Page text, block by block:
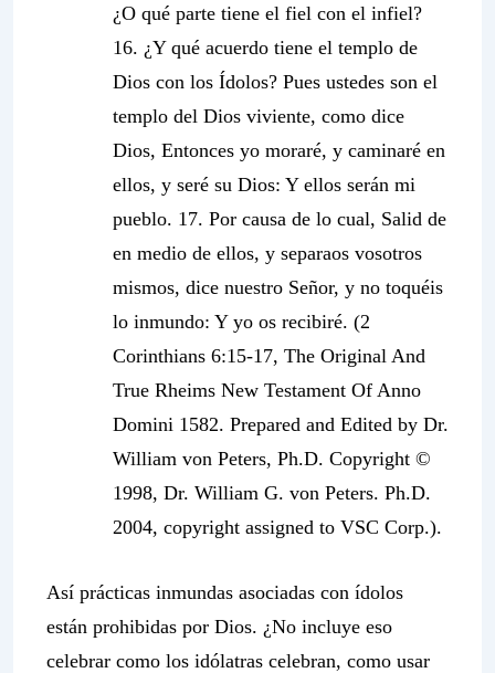
¿O qué parte tiene el fiel con el infiel?
16. ¿Y qué acuerdo tiene el templo de
Dios con los Ídolos? Pues ustedes son el
templo del Dios viviente, como dice
Dios, Entonces yo moraré, y caminaré en
ellos, y seré su Dios: Y ellos serán mi
pueblo. 17. Por causa de lo cual, Salid de
en medio de ellos, y separaos vosotros
mismos, dice nuestro Señor, y no toquéis
lo inmundo: Y yo os recibiré. (2
Corinthians 6:15-17, The Original And
True Rheims New Testament Of Anno
Domini 1582. Prepared and Edited by Dr.
William von Peters, Ph.D. Copyright ©
1998, Dr. William G. von Peters. Ph.D.
2004, copyright assigned to VSC Corp.).
Así prácticas inmundas asociadas con ídolos
están prohibidas por Dios. ¿No incluye eso
celebrar como los idólatras celebran, como usar